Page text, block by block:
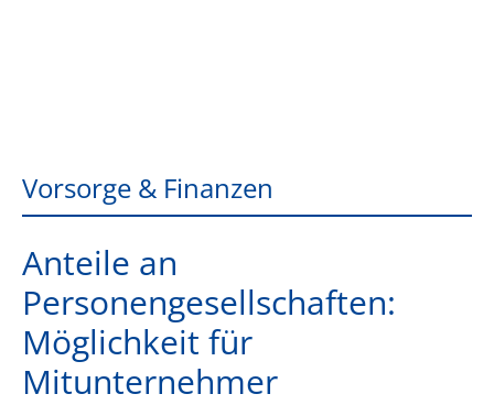
Vorsorge & Finanzen
Anteile an
Personengesellschaften:
Möglichkeit für
Mitunternehmer